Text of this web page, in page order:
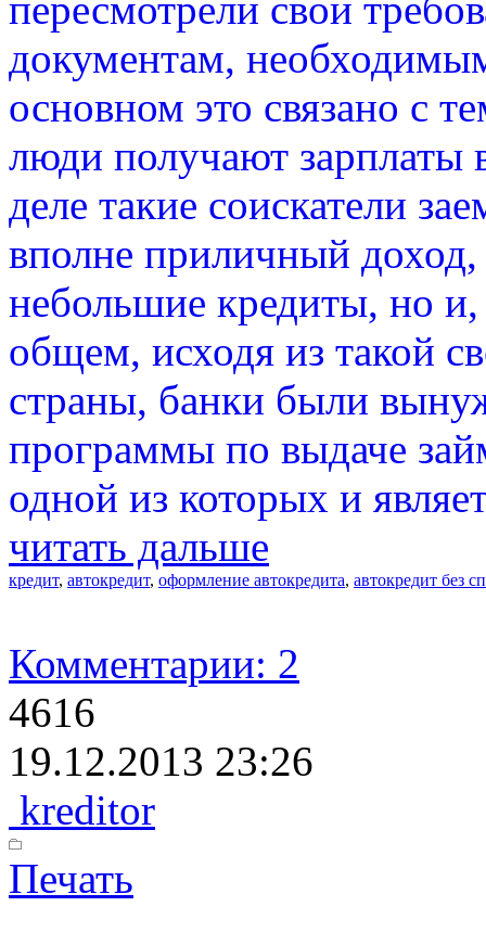
пересмотрели свои
документам,
основном это связано с
люди получают зарплаты
деле такие соискатели
вполне приличный
небольшие кредиты, но
общем, исходя из такой
страны, банки были
программы по выдаче
одной из которых и
читать дальше
кредит, автокредит, оформление автокредита, автокредит без
Комментарии: 2
4616
19.12.2013 23:26
kreditor
Печать